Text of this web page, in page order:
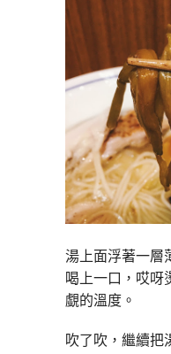
湯上面浮著一層
喝上一口，哎呀
覷的溫度。
吹了吹，繼續把